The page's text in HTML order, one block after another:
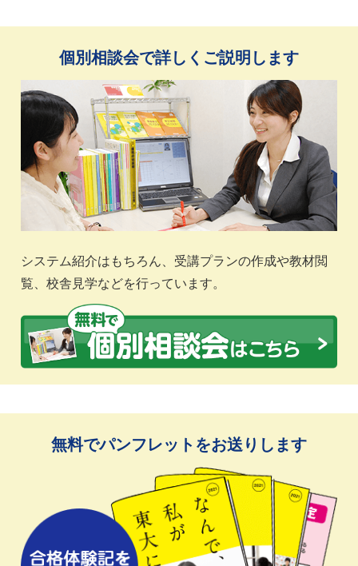
個別相談会で詳しくご説明します
システム紹介はもちろん、受講プランの作成や教材閲
覧、校舎見学などを行っています。
無料でパンフレットをお送りします